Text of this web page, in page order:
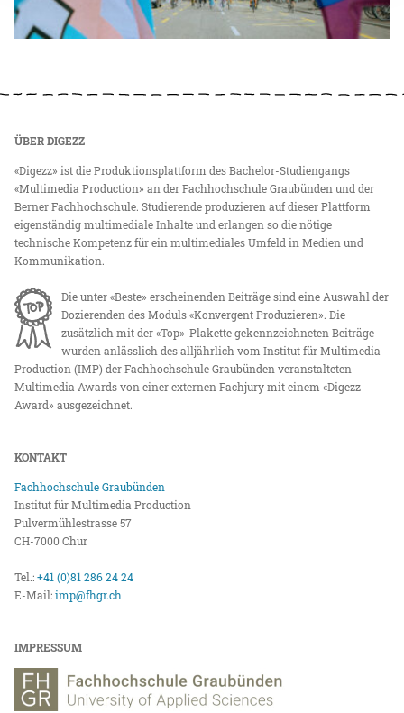
ÜBER DIGEZZ
«Digezz» ist die Produktionsplattform des Bachelor-Studiengangs
«Multimedia Production» an der Fachhochschule Graubünden und der
Berner Fachhochschule. Studierende produzieren auf dieser Plattform
eigenständig multimediale Inhalte und erlangen so die nötige
technische Kompetenz für ein multimediales Umfeld in Medien und
Kommunikation.
Die unter «Beste» erscheinenden Beiträge sind eine Auswahl der
Dozierenden des Moduls «Konvergent Produzieren». Die
zusätzlich mit der «Top»-Plakette gekennzeichneten Beiträge
wurden anlässlich des alljährlich vom Institut für Multimedia
Production (IMP) der Fachhochschule Graubünden veranstalteten
Multimedia Awards von einer externen Fachjury mit einem «Digezz-
Award» ausgezeichnet.
KONTAKT
Fachhochschule Graubünden
Institut für Multimedia Production
Pulvermühlestrasse 57
CH-7000 Chur
Tel.:+41 (0)81 286 24 24
E-Mail:imp@fhgr.ch
IMPRESSUM